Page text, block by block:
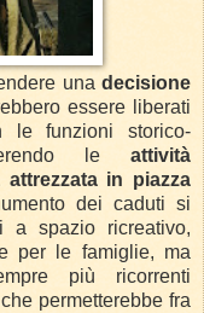
una decisione
essere liberati
le funzioni storico-
le attività
in piazza
dei caduti si
a spazio ricreativo,
per le famiglie, ma
più ricorrenti
permetterebbe fra